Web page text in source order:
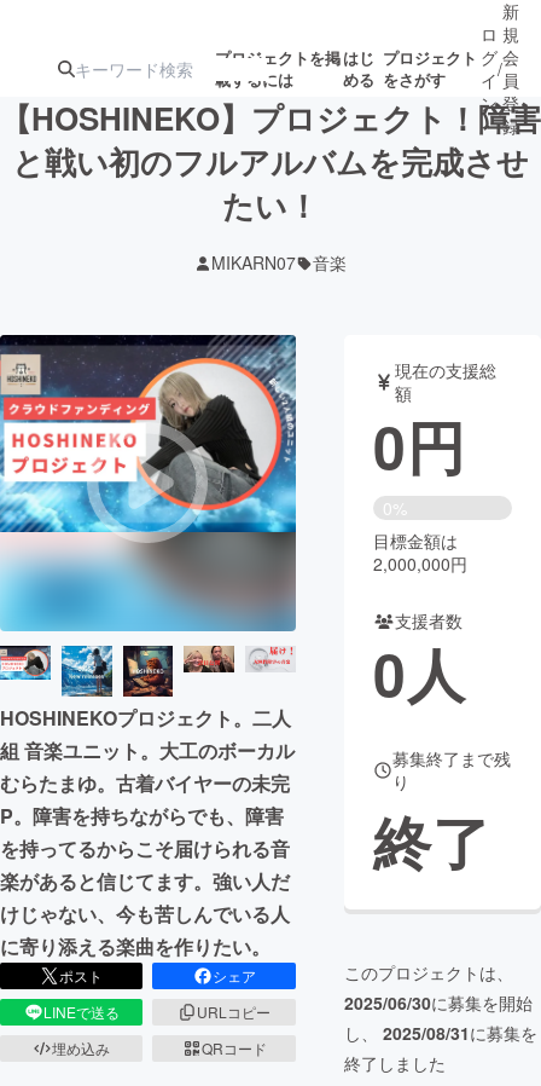
プロジェクトを掲
載するには
はじ
める
プロジェクト
をさがす
注目の新着プロ 募集終了が近いプ
テクノロジー・ガジェット
映像・映画 書籍・雑誌
ビジネス・起業 チャレンジ
まちづくり・地域活性化
CAMPFIRE for Social Good
CAMPFIRE Creation
CAMPFIREふるさと納税
コミュニティ
ロ
グ
イ
ン
/
新
規
会
員
登
録
【HOSHINEKO】プロジェクト！障害
と戦い初のフルアルバムを完成させ
たい！
MIKARN07 音楽
HOSHINEKOプロジェクト。二人
組 音楽ユニット。大工のボーカル
むらたまゆ。古着バイヤーの未完
P。障害を持ちながらでも、障害
を持ってるからこそ届けられる音
楽があると信じてます。強い人だ
けじゃない、今も苦しんでいる人
に寄り添える楽曲を作りたい。
ポスト
シェア
LINEで送る
URLコピー
埋め込み
QRコード
現在の支援総
額
0円
0%
目標金額は
2,000,000円
支援者数
0人
募集終了まで残
り
終了
このプロジェクトは、
2025/06/30に募集を開始
し、 2025/08/31に募集を
終了しました